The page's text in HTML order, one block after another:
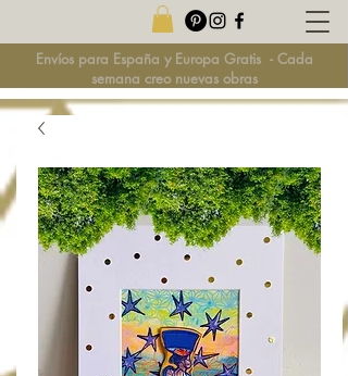
Envíos para España y Europa Gratis - Cada
semana creo nuevas obras